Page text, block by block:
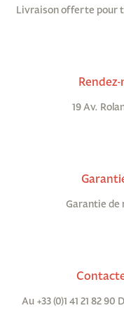
Livraison offerte pour
19 Av.
Garantie de
Au +33 (0)1 41 21 82